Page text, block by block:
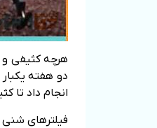
هرچه کثیفی و
انجام داد تا
فیلترهای شنی به کمترین